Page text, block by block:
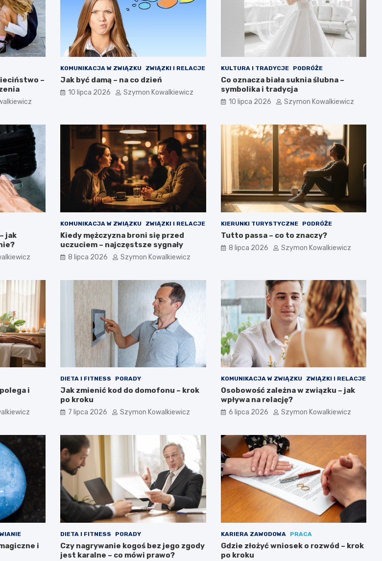
–
KOMUNIKACJA W ZWIĄZKU ZWIĄZKI I RELACJE
Jak być damą – na co dzień
10 lipca 2026 Szymon Kowalkiewicz
KULTURA I TRADYCJE PODRÓŻE
Co oznacza biała suknia ślubna –
symbolika i tradycja
10 lipca 2026 Szymon Kowalkiewicz
jak
KOMUNIKACJA W ZWIĄZKU ZWIĄZKI I RELACJE
Kiedy mężczyzna broni się przed
uczuciem – najczęstsze sygnały
8 lipca 2026 Szymon Kowalkiewicz
KIERUNKI TURYSTYCZNE PODRÓŻE
Tutto passa – co to znaczy?
8 lipca 2026 Szymon Kowalkiewicz
i
DIETA I FITNESS PORADY
Jak zmienić kod do domofonu – krok
po kroku
7 lipca 2026 Szymon Kowalkiewicz
KOMUNIKACJA W ZWIĄZKU ZWIĄZKI I RELACJE
Osobowość zależna w związku – jak
wpływa na relację?
6 lipca 2026 Szymon Kowalkiewicz
i
DIETA I FITNESS PORADY
Czy nagrywanie kogoś bez jego zgody
jest karalne – co mówi prawo?
KARIERA ZAWODOWA PRACA
Gdzie złożyć wniosek o rozwód – krok
po kroku